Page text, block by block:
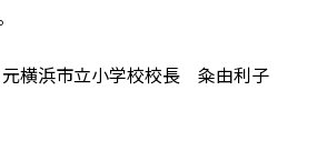
元横浜市立小学校校長 粂由利子